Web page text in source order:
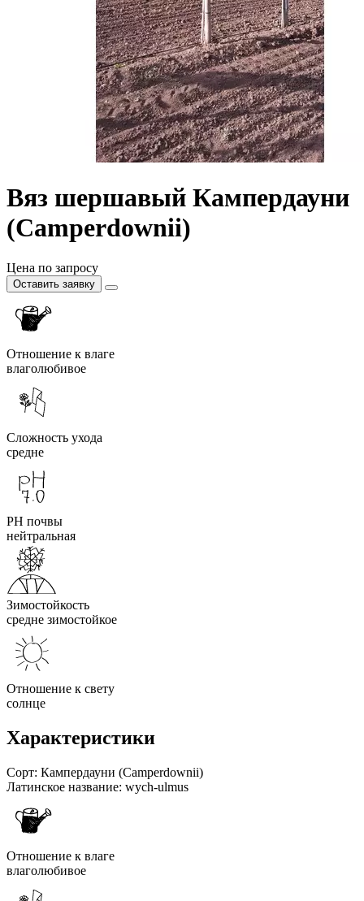
Вяз шершавый Кампердауни
(Camperdownii)
Цена по запросу
Оставить заявку
Отношение к влаге
влаголюбивое
Сложность ухода
средне
PH почвы
нейтральная
Зимостойкость
средне зимостойкое
Отношение к свету
солнце
Характеристики
Сорт: Кампердауни (Camperdownii)
Латинское название: wych-ulmus
Отношение к влаге
влаголюбивое